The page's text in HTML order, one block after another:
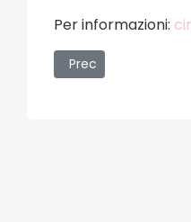
Per informazioni:
Articolo
Prec